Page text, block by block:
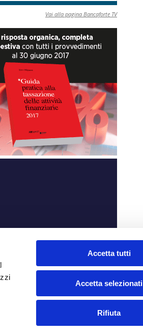
Accetta tutti
Accetta selezionati
Rifiuta
Vai alla pagina Bancaforte TV